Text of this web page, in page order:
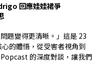
回應娃娃裙爭
題變得更清晰。」這是 23
的體悟，從受害者視角到
的深度對談，讓我們